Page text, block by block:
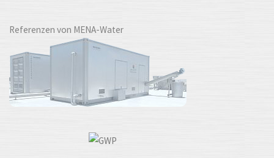
Referenzen von MENA-Water